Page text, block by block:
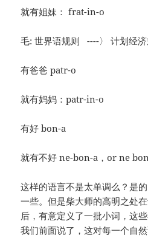
就有姐妹： frat-in-o
毛: 世界语规则 ----〉 计划经
有爸爸 patr-o
就有妈妈：patr-in-o
有好 bon-a
就有不好 ne-bon-a，or ne
这样的语言不是太单调么？是
一些。但是柴大师的高明之处
后，有意定义了一批小词，这
我们前面说了，这对每一个自